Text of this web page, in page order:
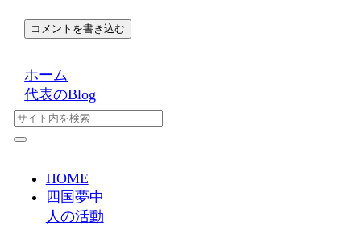
コメントを書き込む
ホーム
代表のBlog
HOME
四国夢中
人の活動